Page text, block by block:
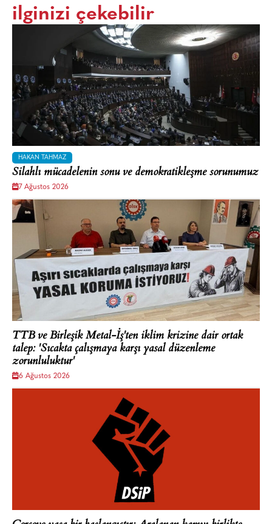
ilginizi çekebilir
HAKAN TAHMAZ
Silahlı mücadelenin sonu ve demokratikleşme sorunumuz
7 Ağustos 2026
TTB ve Birleşik Metal-İş'ten iklim krizine dair ortak
talep: 'Sıcakta çalışmaya karşı yasal düzenleme
zorunluluktur'
6 Ağustos 2026